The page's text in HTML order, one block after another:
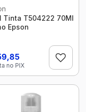
Tinta T504222 70Ml
Epson
no PIX